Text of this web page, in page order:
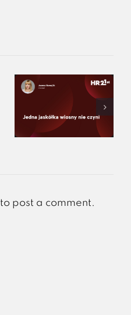
to post a comment.